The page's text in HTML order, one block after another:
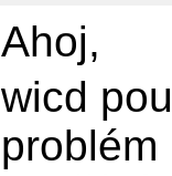
Ahoj,
wicd